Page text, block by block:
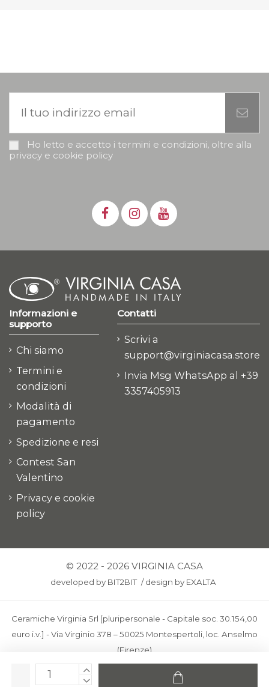
Ho letto e accetto i termini e condizioni, oltre alla
privacy e cookie policy
Informazioni e
supporto
Chi siamo
Termini e
condizioni
Modalità di
pagamento
Spedizione e resi
Contest San
Valentino
Privacy e cookie
policy
Contatti
Scrivi a
support@virginiacasa.store
Invia Msg WhatsApp al +39
3357405913
© 2022 - 2026 VIRGINIA CASA
developed by BIT2BIT /design by EXALTA
Ceramiche Virginia Srl [pluripersonale - Capitale soc. 30.154,00
euro i.v.] - Via Virginio 378 – 50025 Montespertoli, loc. Anselmo
(Firenze)
C.F. e P.IVA: IT00436100481 - REA: FI-227733 - PEC:
ceramichevirginia@pec.it